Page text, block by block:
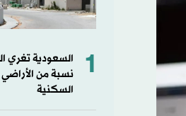
1
السعودية تغري
نسبة من
السكنية